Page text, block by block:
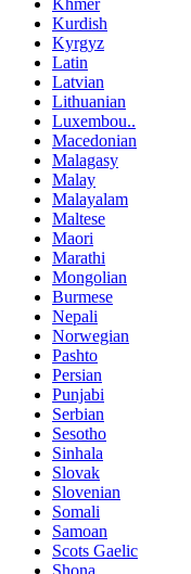
Kurdish
Kyrgyz
Latin
Latvian
Lithuanian
Luxembou..
Macedonian
Malagasy
Malay
Malayalam
Maltese
Maori
Marathi
Mongolian
Burmese
Nepali
Norwegian
Pashto
Persian
Punjabi
Serbian
Sesotho
Sinhala
Slovak
Slovenian
Somali
Samoan
Scots Gaelic
Shona